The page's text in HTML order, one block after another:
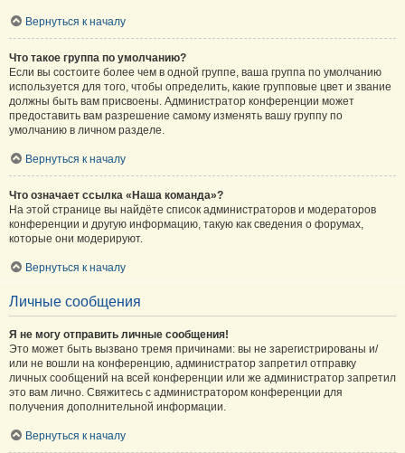
Вернуться к началу
Что такое группа по умолчанию?
Если вы состоите более чем в одной группе, ваша группа по умолчанию
используется для того, чтобы определить, какие групповые цвет и звание
должны быть вам присвоены. Администратор конференции может
предоставить вам разрешение самому изменять вашу группу по
умолчанию в личном разделе.
Вернуться к началу
Что означает ссылка «Наша команда»?
На этой странице вы найдёте список администраторов и модераторов
конференции и другую информацию, такую как сведения о форумах,
которые они модерируют.
Вернуться к началу
Личные сообщения
Я не могу отправить личные сообщения!
Это может быть вызвано тремя причинами: вы не зарегистрированы и/
или не вошли на конференцию, администратор запретил отправку
личных сообщений на всей конференции или же администратор запретил
это вам лично. Свяжитесь с администратором конференции для
получения дополнительной информации.
Вернуться к началу